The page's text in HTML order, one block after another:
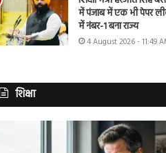
में पंजाब में एक भी पेपर
में नंबर-1 बना राज्य
4 August 2026 - 11:49
शिक्षा